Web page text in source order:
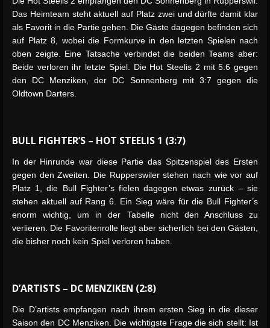
Das Heimteam steht aktuell auf Platz zwei und dürfte damit klar
als Favorit in die Partie gehen. Die Gäste dagegen befinden sich
auf Platz 8, wobei die Formkurve in den letzten Spielen nach
oben zeigte. Eine Tatsache verbindet die beiden Teams aber:
Beide verloren ihr letzte Spiel. Die Hot Steelis 2 mit 5:6 gegen
den DC Menziken, der DC Sonnenberg mit 3:7 gegen die
Oldtown Darters.
BULL FIGHTER’S – HOT STEELIS 1 (3:7)
In der Hinrunde war diese Partie das Spitzenspiel des Ersten
gegen den Zweiten. Die Rupperswiler stehen nach wie vor auf
Platz 1, die Bull Fighter’s fielen dagegen etwas zurück – sie
stehen aktuell auf Rang 6. Ein Sieg wäre für die Bull Fighter’s
enorm wichtig, um in der Tabelle nicht den Anschluss zu
verlieren. Die Favoritenrolle liegt aber sicherlich bei den Gästen,
die bisher noch kein Spiel verloren haben.
D’ARTISTS – DC MENZIKEN (2:8)
Die D’artists empfangen nach ihrem ersten Sieg in die dieser
Saison den DC Menziken. Die wichtigste Frage die sich stellt: Ist